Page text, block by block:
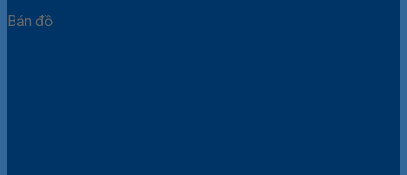
Bản đồ